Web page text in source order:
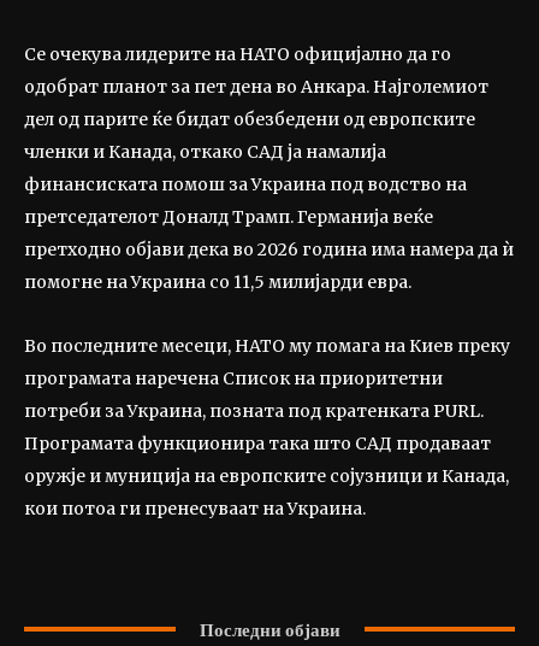
Се очекува лидерите на НАТО официјално да го
одобрат планот за пет дена во Анкара. Најголемиот
дел од парите ќе бидат обезбедени од европските
членки и Канада, откако САД ја намалија
финансиската помош за Украина под водство на
претседателот Доналд Трамп. Германија веќе
претходно објави дека во 2026 година има намера да ѝ
помогне на Украина со 11,5 милијарди евра.
Во последните месеци, НАТО му помага на Киев преку
програмата наречена Список на приоритетни
потреби за Украина, позната под кратенката PURL.
Програмата функционира така што САД продаваат
оружје и муниција на европските сојузници и Канада,
кои потоа ги пренесуваат на Украина.
Последни објави